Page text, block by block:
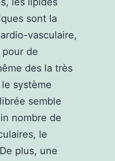
sont la
vasculaire,
de
des la très
système
semble
nombre de
le
plus, une